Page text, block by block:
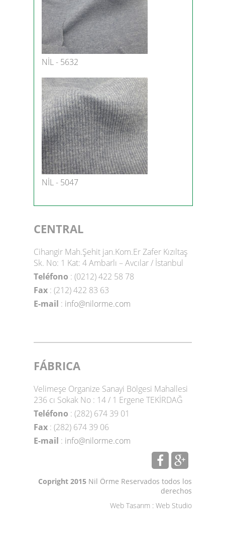
NİL - 5632
NİL - 5047
CENTRAL
Cihangir Mah.Şehit jan.Kom.Er Zafer Kızıltaş
Sk. No: 1 Kat: 4 Ambarlı – Avcılar / İstanbul
Teléfono : (0212) 422 58 78
Fax: (212) 422 83 63
E-mail : info@nilorme.com
FÁBRICA
Velimeşe Organize Sanayi Bölgesi Mahallesi
236 cı Sokak No : 14 / 1 Ergene TEKİRDAĞ
Teléfono : (282) 674 39 01
Fax: (282) 674 39 06
E-mail : info@nilorme.com
Copright 2015Nil Örme Reservados todos los
derechos
Web Tasarım: Web Studio